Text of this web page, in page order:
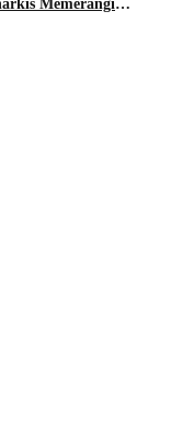
Memerangi